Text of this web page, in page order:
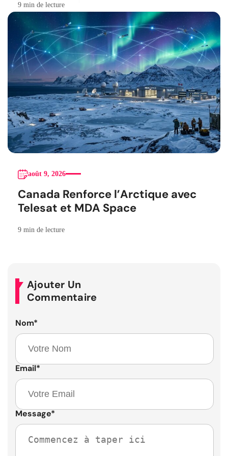
9 min de lecture
août 9, 2026
Canada Renforce l’Arctique avec
Telesat et MDA Space
9 min de lecture
Ajouter Un
Commentaire
Nom*
Email*
Message*